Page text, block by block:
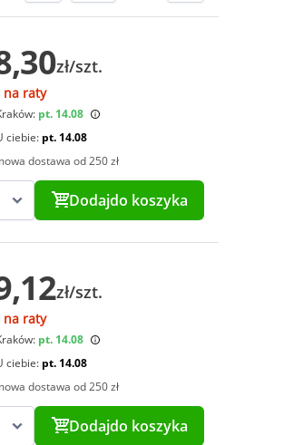
zł/szt.
na raty
pt. 14.08
ciebie: pt. 14.08
dostawa od 250 zł
Dodajdo koszyka
zł/szt.
na raty
pt. 14.08
ciebie: pt. 14.08
dostawa od 250 zł
Dodajdo koszyka